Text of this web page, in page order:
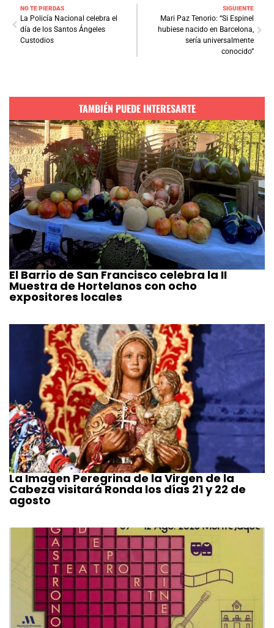
NO TE PIERDAS
La Policía Nacional celebra el
día de los Santos Ángeles
Custodios
SIGUIENTE
Mari Paz Tenorio: “Si Espinel
hubiese nacido en Barcelona,
sería universalmente
conocido”
TAMBIÉN PUEDE INTERESARTE
El Barrio de San Francisco celebra la II
Muestra de Hortelanos con ocho
expositores locales
La Imagen Peregrina de la Virgen de la
Cabeza visitará Ronda los días 21 y 22 de
agosto